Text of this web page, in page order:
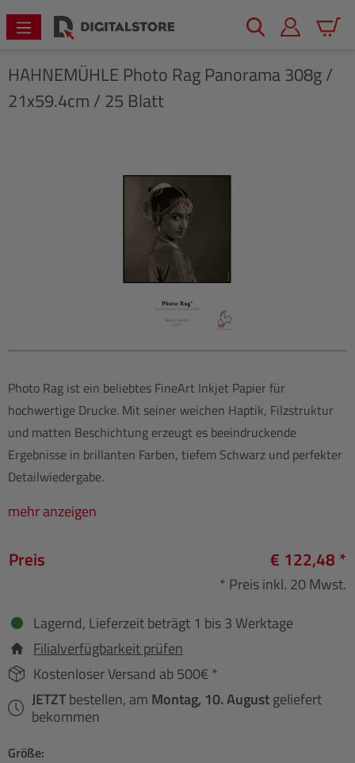
springen
HAHNEMÜHLE Photo Rag Panorama 308g /
21x59.4cm / 25 Blatt
Photo Rag ist ein beliebtes FineArt Inkjet Papier für
hochwertige Drucke. Mit seiner weichen Haptik, Filzstruktur
und matten Beschichtung erzeugt es beeindruckende
Ergebnisse in brillanten Farben, tiefem Schwarz und perfekter
Detailwiedergabe.
mehr anzeigen
Preis € 122,48 *
* Preis inkl. 20 Mwst.
Lagernd, Lieferzeit beträgt 1 bis 3 Werktage
Filialverfügbarkeit prüfen
Kostenloser Versand ab 500€ *
JETZTbestellen, am Montag, 10. Augustgeliefert
bekommen
Größe: